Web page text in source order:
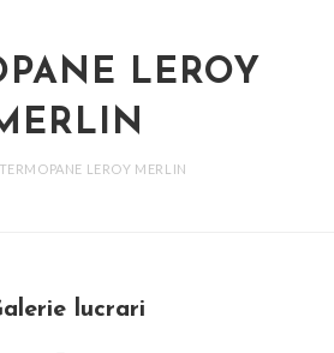
LEROY
TERMOPANE LEROY MERLIN
lucrari